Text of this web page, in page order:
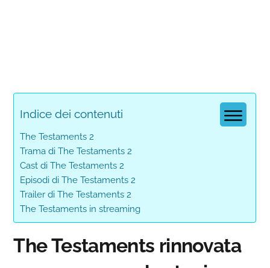
Indice dei contenuti
The Testaments 2
Trama di The Testaments 2
Cast di The Testaments 2
Episodi di The Testaments 2
Trailer di The Testaments 2
The Testaments in streaming
The Testaments rinnovata